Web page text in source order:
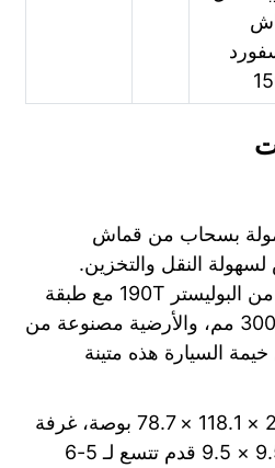
بسحاب من قماش
النقل والتخزين.
الغطاء الخارجي مصنوع من البوليستر 190T مع طبقة
PU مقاومة للماء حتى 3000 مم، والأرضية مصنوعة من
خيمة السيارة هذه متينة
• حجم المجموعة: 202.7 × 118.1 × 78.7 بوصة، غرفة
أمامية واسعة بمساحة 9.5 × 9.5 قدم تتسع لـ 5-6